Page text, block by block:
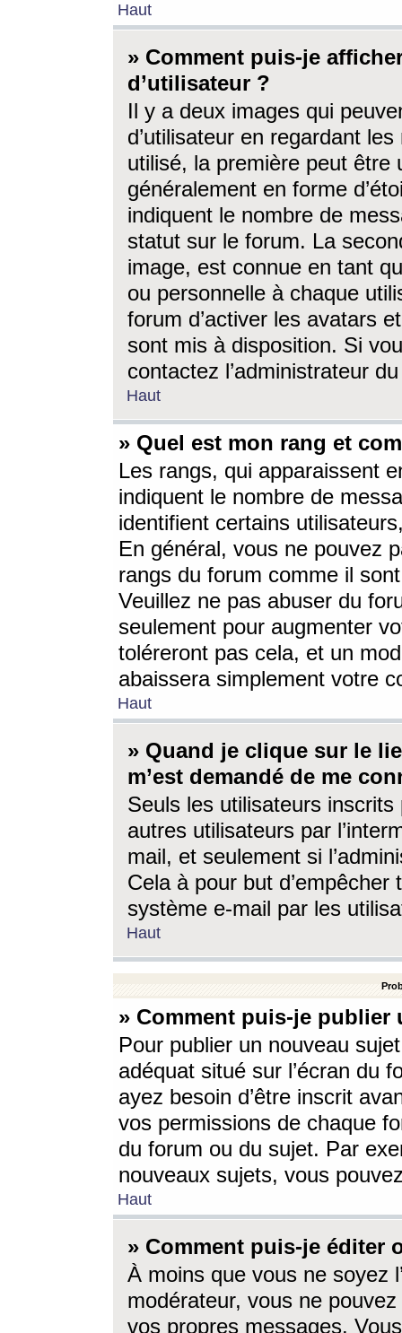
Haut
» Comment puis-je
d’utilisateur ?
Il y a deux images qui
d’utilisateur en regardant
utilisé, la première peut être
généralement en forme
indiquent le nombre de
statut sur le forum. La
image, est connue en tant
ou personnelle à chaque
forum d’activer les avatars
sont mis à disposition. Si
contactez l’administrateur
Haut
» Quel est mon rang et
Les rangs, qui apparaissent
indiquent le nombre de
identifient certains
En général, vous ne pouvez
rangs du forum comme il
Veuillez ne pas abuser du
seulement pour augmenter
toléreront pas cela, et un
abaissera simplement votre
Haut
» Quand je clique sur le
m’est demandé de me
Seuls les utilisateurs
autres utilisateurs par
mail, et seulement si
Cela à pour but
système e-mail par les
Haut
» Comment puis-je
Pour publier un nouveau
adéquat situé sur l’écran du
ayez besoin d’être inscrit
vos permissions de chaque
du forum ou du sujet. Par
nouveaux sujets, vous
Haut
» Comment puis-je éditer
À moins que vous ne soyez
modérateur, vous ne
vos propres messages.